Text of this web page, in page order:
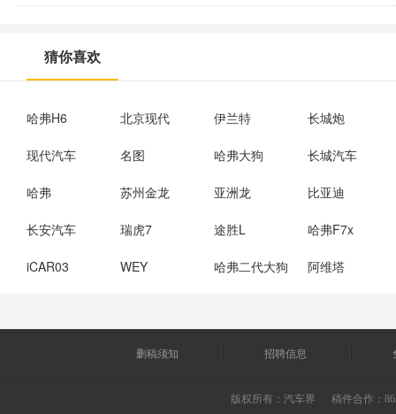
猜你喜欢
哈弗H6 北京现代 伊兰特 长城炮
现代汽车 名图 哈弗大狗 长城汽车
哈弗 苏州金龙 亚洲龙 比亚迪
长安汽车 瑞虎7 途胜L 哈弗F7x
iCAR03 WEY 哈弗二代大狗 阿维塔
删稿须知 招聘信息
版权所有： 汽车界 稿件合作：